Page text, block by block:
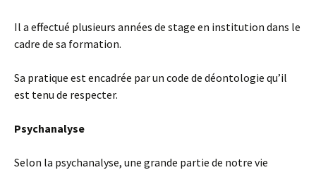
Il a effectué plusieurs années de stage en institution dans le
cadre de sa formation.
Sa pratique est encadrée par un code de déontologie qu’il
est tenu de respecter.
Psychanalyse
Selon la psychanalyse, une grande partie de notre vie